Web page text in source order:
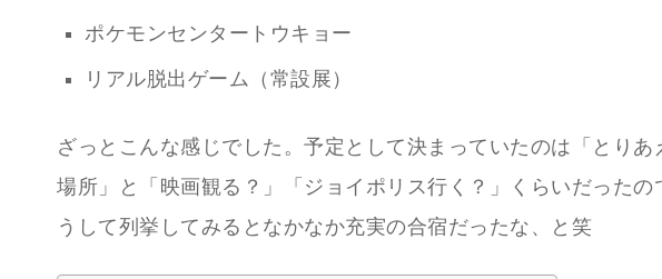
ポケモンセンタートウキョー
リアル脱出ゲーム（常設展）
ざっとこんな感じでした。予定として決まっていたのは「とりあ
場所」と「映画観る？」「ジョイポリス行く？」くらいだったの
うして列挙してみるとなかなか充実の合宿だったな、と笑